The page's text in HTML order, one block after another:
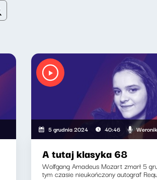
5 grudnia 2024 40:46
A tutaj klasyka 68
Wolfgang Amadeus Mozart zmarł 5
tym czasie nieukończony autograf